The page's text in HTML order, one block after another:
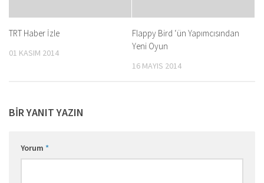
TRT Haber İzle
01 KASIM 2014
Flappy Bird ‘ün Yapımcısından
Yeni Oyun
16 MAYIS 2014
BIR YANIT YAZIN
Yorum *